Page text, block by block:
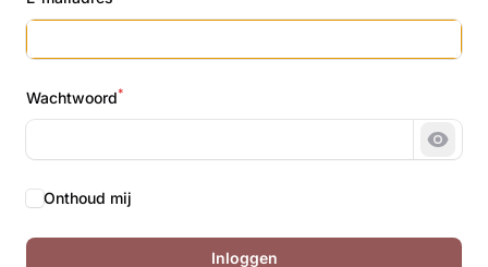
Wachtwoord*
Onthoud mij
Inloggen